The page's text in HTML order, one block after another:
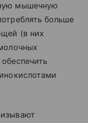
мышечную
больше
(в них